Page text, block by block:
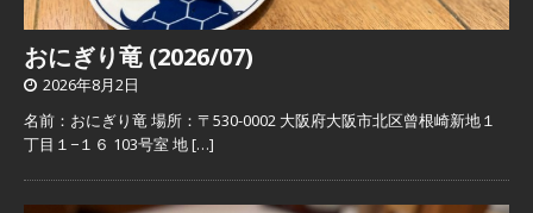
おにぎり竜 (2026/07)
2026年8月2日
名前：おにぎり竜 場所：〒530-0002 大阪府大阪市北区曾根崎新地１
丁目１−１６ 103号室 地[…]